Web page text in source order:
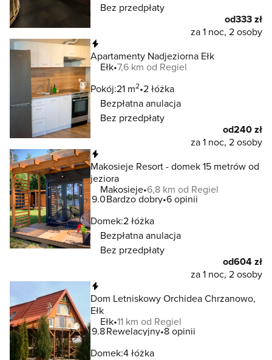
Bez przedpłaty
od333 zł
za 1 noc, 2 osoby
Apartamenty Nadjeziorna Ełk
Ełk 7,6 km od Regiel
Pokój:21 m2 2 łóżka
Bezpłatna anulacja
Bez przedpłaty
od240 zł
za 1 noc, 2 osoby
Makosieje Resort - domek 15 metrów od
jeziora
Makosieje 6,8 km od Regiel
9.0Bardzo dobry 6 opinii
Domek:2 łóżka
Bezpłatna anulacja
Bez przedpłaty
od604 zł
za 1 noc, 2 osoby
Dom Letniskowy Orchidea Chrzanowo,
Ełk
Ełk 11 km od Regiel
9.8Rewelacyjny 8 opinii
Domek:4 łóżka